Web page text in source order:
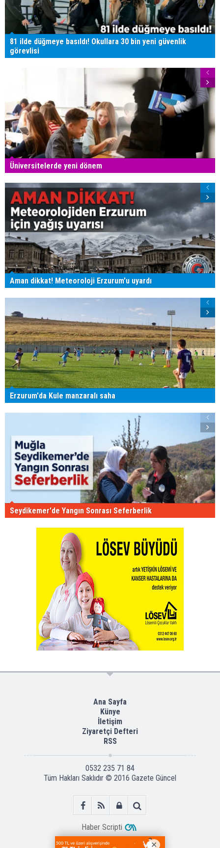
81 ilde düğmeye basıldı! Okullara 30 bin yeni güvenlik
görevlisi
Üniversitelerde yeni dönem
Aman dikkat! Meteoroloji Erzurum'u uyardı
Erzurum'da Kule manzaralı saha
Seydikemer'de Yangın Sonrası Seferberlik
Ana Sayfa
Künye
İletişim
Ziyaretçi Defteri
RSS
0532 235 71 84
Tüm Hakları Saklıdır © 2016 Gazete Güncel
Haber Scripti